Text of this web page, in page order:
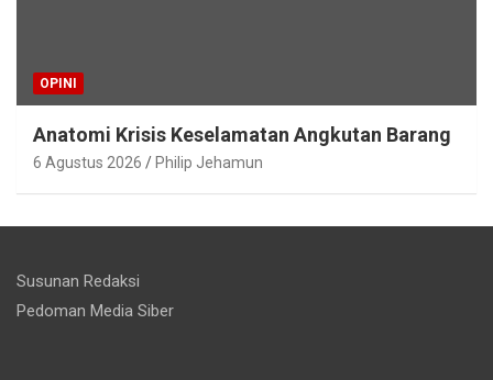
OPINI
Anatomi Krisis Keselamatan Angkutan Barang
6 Agustus 2026 Philip Jehamun
Susunan Redaksi
Pedoman Media Siber